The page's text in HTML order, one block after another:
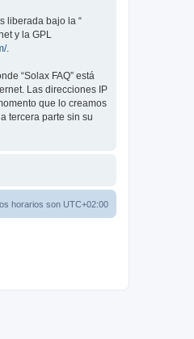
liberada bajo la “
y la GPL
.
“Solax FAQ” está
Las direcciones IP
que lo creamos
tercera parte sin su
horarios son UTC+02:00